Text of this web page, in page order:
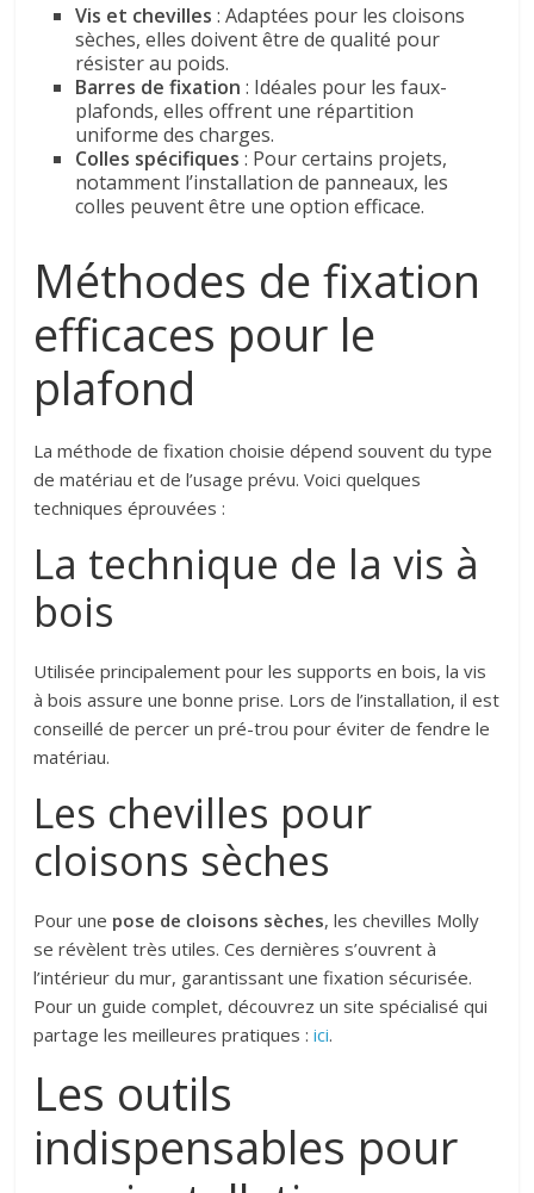
Vis et chevilles : Adaptées pour les cloisons
sèches, elles doivent être de qualité pour
résister au poids.
Barres de fixation : Idéales pour les faux-
plafonds, elles offrent une répartition
uniforme des charges.
Colles spécifiques : Pour certains projets,
notamment l’installation de panneaux, les
colles peuvent être une option efficace.
Méthodes de fixation
efficaces pour le
plafond
La méthode de fixation choisie dépend souvent du type
de matériau et de l’usage prévu. Voici quelques
techniques éprouvées :
La technique de la vis à
bois
Utilisée principalement pour les supports en bois, la vis
à bois assure une bonne prise. Lors de l’installation, il est
conseillé de percer un pré-trou pour éviter de fendre le
matériau.
Les chevilles pour
cloisons sèches
Pour une pose de cloisons sèches, les chevilles Molly
se révèlent très utiles. Ces dernières s’ouvrent à
l’intérieur du mur, garantissant une fixation sécurisée.
Pour un guide complet, découvrez un site spécialisé qui
partage les meilleures pratiques :ici.
Les outils
indispensables pour